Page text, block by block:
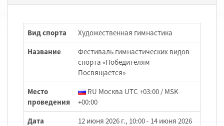
Вид спорта
Художественная гимнастика
Название
Фестиваль гимнастических видов
спорта «Победителям
Посвящается»
Место
проведения
RU Москва UTC +03:00 / MSK
+00:00
Дата
12 июня 2026 г., 10:00 - 14 июня 2026